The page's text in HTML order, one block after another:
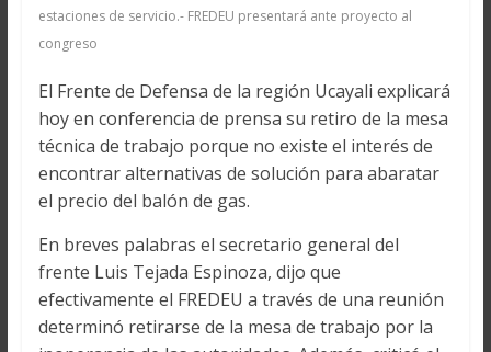
estaciones de servicio.- FREDEU presentará ante proyecto al
congreso
El Frente de Defensa de la región Ucayali explicará
hoy en conferencia de prensa su retiro de la mesa
técnica de trabajo porque no existe el interés de
encontrar alternativas de solución para abaratar
el precio del balón de gas.
En breves palabras el secretario general del
frente Luis Tejada Espinoza, dijo que
efectivamente el FREDEU a través de una reunión
determinó retirarse de la mesa de trabajo por la